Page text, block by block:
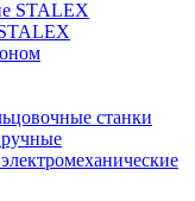
станки